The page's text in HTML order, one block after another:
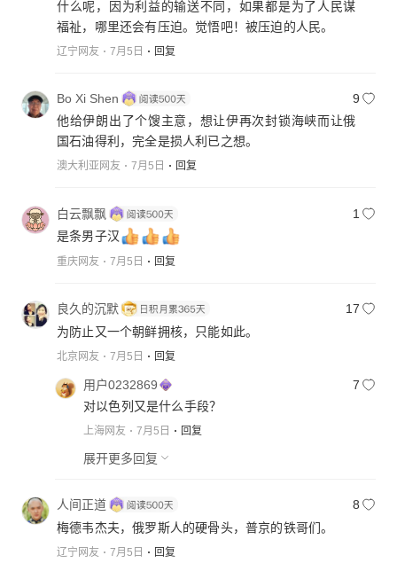
什么呢，因为利益的输送不同，如果都是为了人民谋
福祉，哪里还会有压迫。觉悟吧！被压迫的人民。
辽宁网友 7月5日 回复
Bo Xi Shen
9
他给伊朗出了个馊主意，想让伊再次封锁海峡而让俄
国石油得利，完全是损人利已之想。
澳大利亚网友 7月5日 回复
白云飘飘
1
是条男子汉
重庆网友 7月5日 回复
良久的沉默
17
为防止又一个朝鲜拥核，只能如此。
北京网友 7月5日 回复
用户0232869
7
对以色列又是什么手段？
上海网友 7月5日 回复
展开更多回复
人间正道
8
梅德韦杰夫，俄罗斯人的硬骨头，普京的铁哥们。
辽宁网友 7月5日 回复